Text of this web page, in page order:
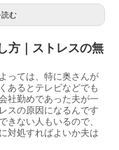
む
方｜ストレスの無
っては、特に奥さんが
あるとテレビなどでも
社勤めであった夫が一
スの原因になるんです
きない人もいるので、
対処すればよいか夫は